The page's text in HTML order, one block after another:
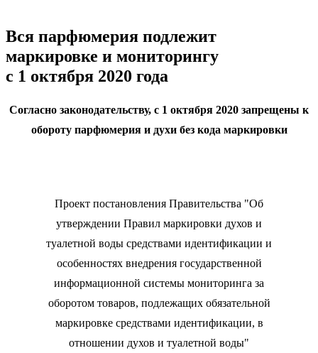
Вся парфюмерия подлежит
маркировке и мониторингу
с 1 октября 2020 года
Согласно законодательству, с 1 октября 2020 запрещены к
обороту парфюмерия и духи без кода маркировки
Проект постановления Правительства "Об
утверждении Правил маркировки духов и
туалетной воды средствами идентификации и
особенностях внедрения государственной
информационной системы мониторинга за
оборотом товаров, подлежащих обязательной
маркировке средствами идентификации, в
отношении духов и туалетной воды"